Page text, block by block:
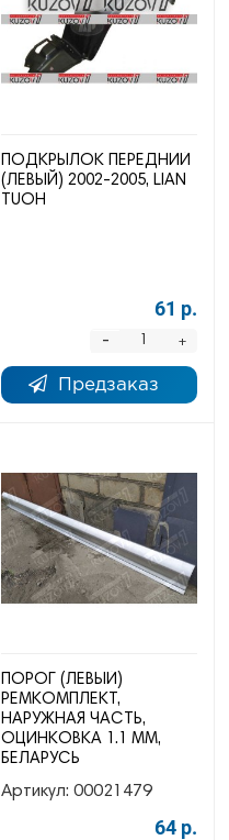
ПОДКРЫЛОК ПЕРЕДНИЙ
(ЛЕВЫЙ) 2002-2005, LIAN
TUOH
61 р.
+
-
Предзаказ
ПОРОГ (ЛЕВЫЙ)
РЕМКОМПЛЕКТ,
НАРУЖНАЯ ЧАСТЬ,
ОЦИНКОВКА 1.1 ММ,
БЕЛАРУСЬ
Артикул: 00021479
64 р.